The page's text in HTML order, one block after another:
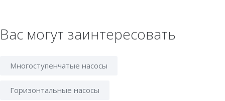
Вас могут заинтересовать
Многоступенчатые насосы
Горизонтальные насосы